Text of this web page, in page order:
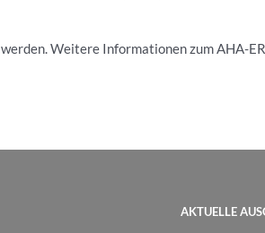
Weitere Informationen zum AHA-
AKTUELLE